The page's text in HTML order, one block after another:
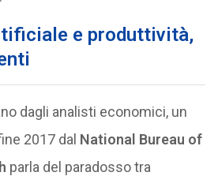
e produttività,
dagli analisti economici, un
2017 dal National Bureau of
parla del paradosso tra